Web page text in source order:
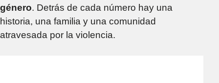
género. Detrás de cada número hay una
historia, una familia y una comunidad
atravesada por la violencia.